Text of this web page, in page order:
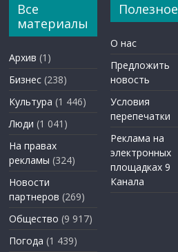
Все
материалы
Архив (1)
Бизнес (238)
Культура (1 446)
Люди (1 041)
На правах
рекламы (324)
Новости
партнеров (269)
Общество (9 917)
Погода (1 439)
Полезное
О нас
Предложить
новость
Условия
перепечатки
Реклама на
электронных
площадках 9
Канала